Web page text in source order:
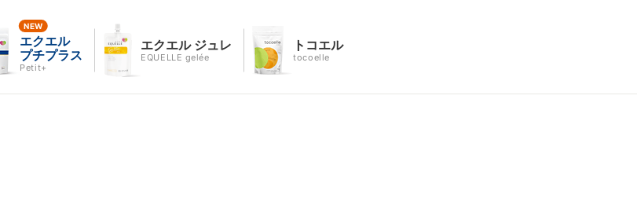
エクエル
プチプラス
Petit+
エクエル ジュレ
EQUELLE gelée
トコエル
tocoelle